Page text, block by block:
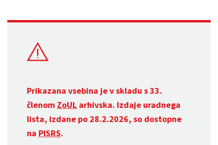
Prikazana vsebina je v skladu s 33.
členom ZoUL arhivska. Izdaje uradnega
lista, izdane po 28.2.2026, so dostopne
na PISRS.